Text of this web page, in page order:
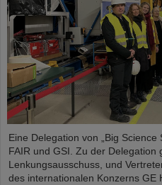
Eine Delegation von „Big
FAIR und GSI. Zu der Delegation
Lenkungsausschuss, und
des internationalen Konzerns GE